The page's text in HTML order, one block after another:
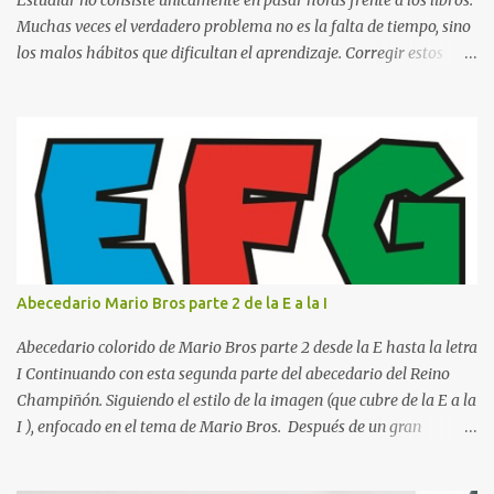
Muchas veces el verdadero problema no es la falta de tiempo, sino
los malos hábitos que dificultan el aprendizaje. Corregir estos
cuáles son los errores más comunes al estudiar, por qué afectan tu
rendimiento y qué puedes hacer para evitarlos. Si eres estudiante
de primaria, secundaria, bachillerato o universidad, estos consejos
te ayudarán a desarrollar hábitos de estudio mucho más efectivos.
¿Por qué es importante identificar los errores al estudiar? Muchas
personas creen que estudiar durante varias horas garantiza
buenos resultados. Sin embargo, la calidad del estudio es mucho
más importante que la cantidad de tiempo invertido. Cuando
detectas y corrige...
Abecedario Mario Bros parte 2 de la E a la I
Abecedario colorido de Mario Bros parte 2 desde la E hasta la letra
I Continuando con esta segunda parte del abecedario del Reino
Champiñón. Siguiendo el estilo de la imagen (que cubre de la E a la
I ), enfocado en el tema de Mario Bros. Después de un gran